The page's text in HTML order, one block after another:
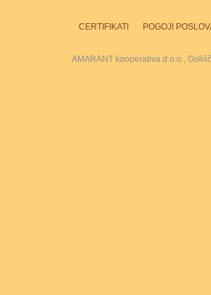
CERTIFIKATI POGOJI
AMARANT kooperativa d.o.o.,